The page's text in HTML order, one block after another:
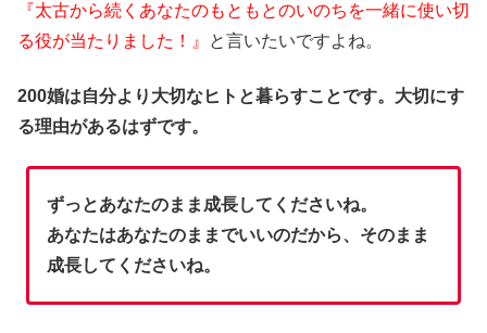
『太古から続くあなたのもともとのいのちを一緒に使い切
る役が当たりました！』
と言いたいですよね。
200婚は自分より大切なヒトと暮らすことです。大切にす
る理由があるはずです。
ずっとあなたのまま成長してくださいね。
あなたはあなたのままでいいのだから、そのまま
成長してくださいね。